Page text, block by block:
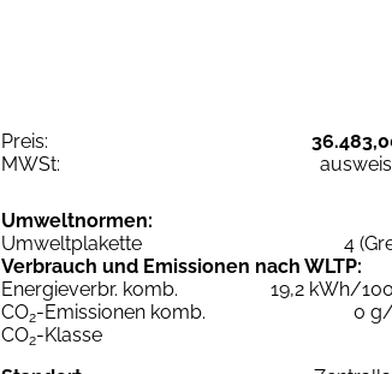
Preis:
MWSt:
Umweltnormen:
Umweltplakette
4
Verbrauch und Emissionen nach WLTP:
Energieverbr. komb.
19,2 kWh/
CO2-Emissionen komb.
0
CO2-Klasse